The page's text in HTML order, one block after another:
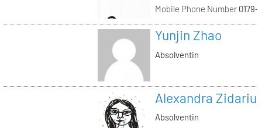
Mobile Phone Number0179-
Yunjin Zhao
Absolventin
Alexandra Zidariu
Absolventin